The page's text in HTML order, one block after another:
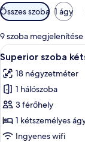
Szobákhoz
rendelkezésre
álló
szűrők
Összes szoba 1 ágy
9 szoba megjelenítése
A
következő
szoba
összes
képének
megtekintése:
Superior
9
Superior szoba
18 négyzetméter
1 hálószoba
3 férőhely
1 kétszemélyes
Ingyenes wifi